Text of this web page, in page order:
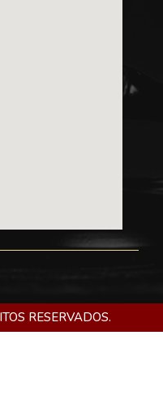
RESERVADOS.